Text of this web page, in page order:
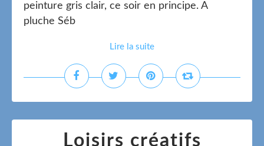
peinture gris clair, ce soir en principe. A
pluche Séb
Lire la suite
Loisirs créatifs